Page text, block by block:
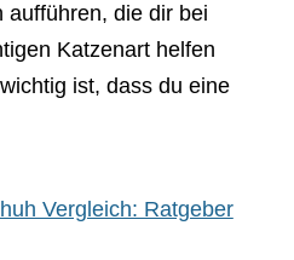
aufführen, die dir bei
Katzenart helfen
ist, dass du eine